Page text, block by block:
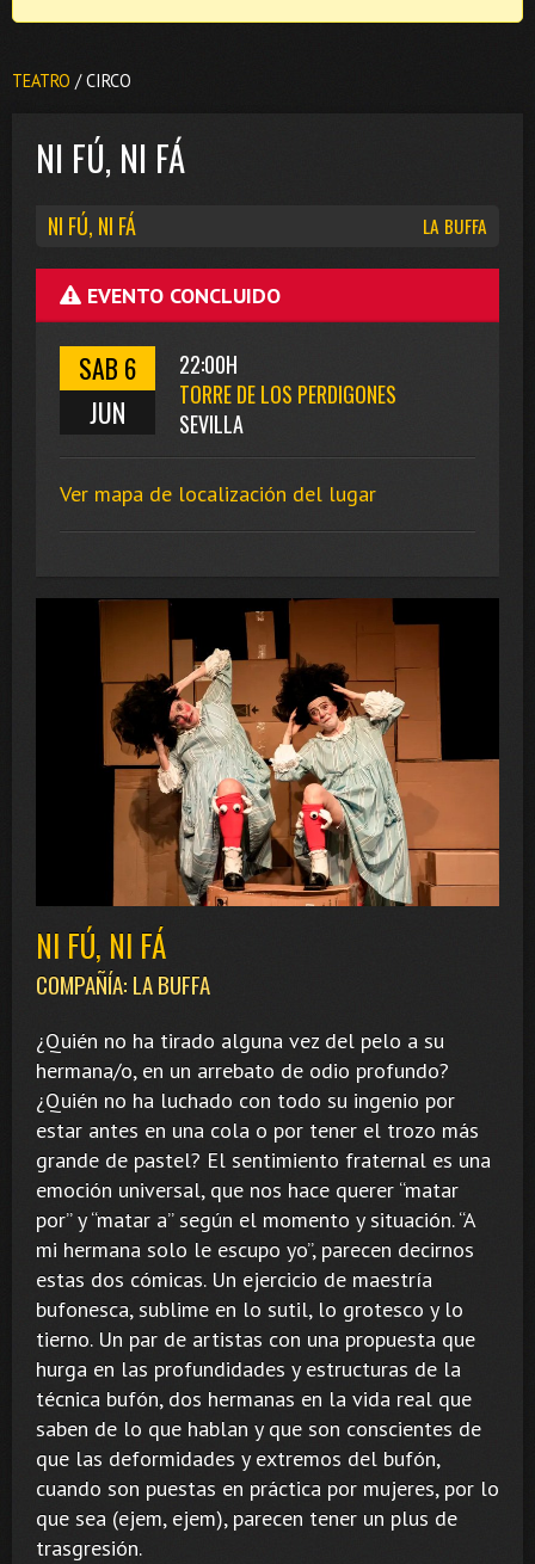
TEATRO / CIRCO
NI FÚ, NI FÁ
LA BUFFA
NI FÚ, NI FÁ
EVENTO CONCLUIDO
SAB 6
JUN
22:00H
TORRE DE LOS PERDIGONES
SEVILLA
Ver mapa de localización del lugar
NI FÚ, NI FÁ
COMPAÑÍA: LA BUFFA
¿Quién no ha tirado alguna vez del pelo a su
hermana/o, en un arrebato de odio profundo?
¿Quién no ha luchado con todo su ingenio por
estar antes en una cola o por tener el trozo más
grande de pastel? El sentimiento fraternal es una
emoción universal, que nos hace querer “matar
por” y “matar a” según el momento y situación. “A
mi hermana solo le escupo yo”, parecen decirnos
estas dos cómicas. Un ejercicio de maestría
bufonesca, sublime en lo sutil, lo grotesco y lo
tierno. Un par de artistas con una propuesta que
hurga en las profundidades y estructuras de la
técnica bufón, dos hermanas en la vida real que
saben de lo que hablan y que son conscientes de
que las deformidades y extremos del bufón,
cuando son puestas en práctica por mujeres, por lo
que sea (ejem, ejem), parecen tener un plus de
trasgresión.